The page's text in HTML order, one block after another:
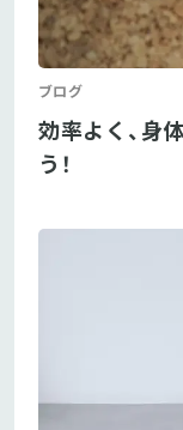
ブログ
効率よく、身
う！